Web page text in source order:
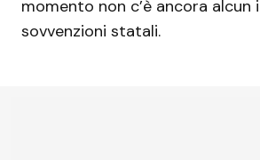
momento non c’è ancora alcun
sovvenzioni statali.